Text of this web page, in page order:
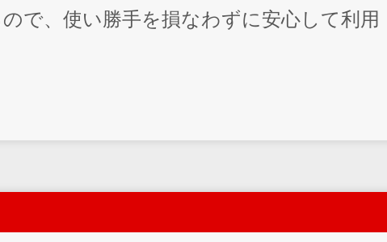
で、使い勝手を損なわずに安心して利用